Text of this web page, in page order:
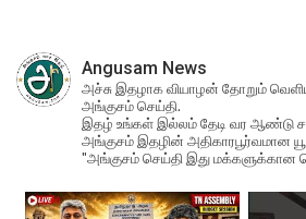
Angusam News
அச்சு இதழாக வியாழன் தோறும்
அங்குசம் செய்தி.
இதழ் உங்கள் இல்லம் தேடி வர ஆண்டு
அங்குசம் இதழின் அதிகாரபூர்வமான
"அங்குசம் செய்தி இது மக்களுக்கான